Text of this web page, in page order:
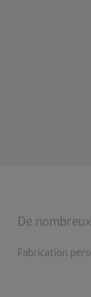
De
Fabrication